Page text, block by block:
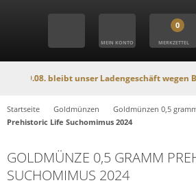
MEIN KONTO
0
MERKZETTEL
bleibt unser Ladengeschäft wegen
Startseite Goldmünzen Goldmünzen 0,5
Prehistoric Life Suchomimus 2024
GOLDMÜNZE 0,5 GRAMM
SUCHOMIMUS 2024